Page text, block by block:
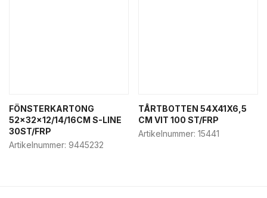
FÖNSTERKARTONG
52x32x12/14/16CM S-LINE
30ST/FRP
Artikelnummer: 9445232
TÅRTBOTTEN 54X41X6,5
CM VIT 100 ST/FRP
Artikelnummer: 15441